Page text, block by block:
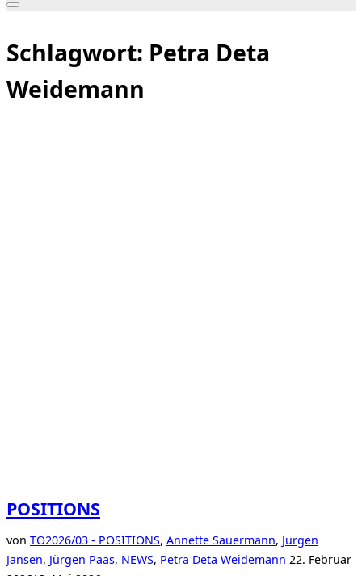
Seitenleiste
Navigation
umschalten
Schlagwort: Petra Deta
Weidemann
POSITIONS
von TO2026/03 - POSITIONS, Annette Sauermann, Jürgen
Jansen, Jürgen Paas, NEWS, Petra Deta Weidemann Veröffentlicht
22. Februar